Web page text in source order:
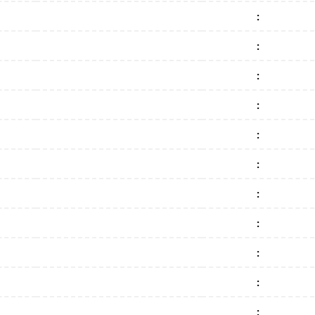
:
:
:
:
:
:
:
:
:
:
: